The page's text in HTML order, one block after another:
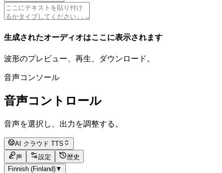
生成されたオーディオはここに表示されます
波形のプレビュー、再生、ダウンロード。
音声コンソール
音声コントロール
音声を選択し、出力を調整する。
AI クラウド TTS
声
設定
歴史
Finnish (Finland)▼